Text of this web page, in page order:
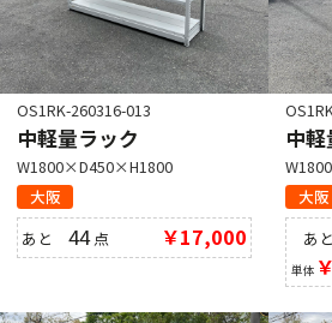
OS1RK-260316-013
中軽量ラック
W1800×D450×H1800
大阪
あと44点 ￥17,000
中
大阪
あ
単体